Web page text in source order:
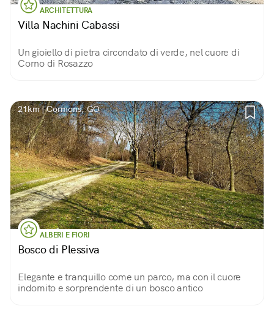
ARCHITETTURA
Villa Nachini Cabassi
Un gioiello di pietra circondato di verde, nel cuore di
Corno di Rosazzo
21km | Cormons, GO
ALBERI E FIORI
Bosco di Plessiva
Elegante e tranquillo come un parco, ma con il cuore
indomito e sorprendente di un bosco antico